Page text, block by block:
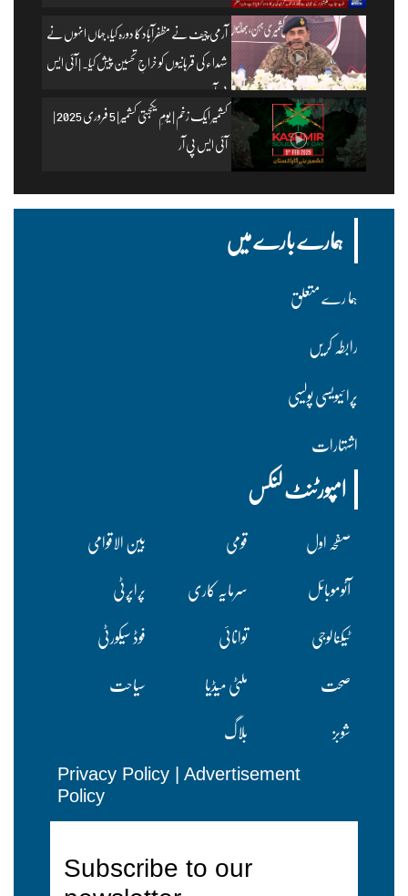
آرمی چیف نے مظفرآباد کا دورہ کیا، جہاں انہوں نے
شہداء کی قربانیوں کو خراجِ تحسین پیش کیا۔ | آئی ایس
پی آر
کشمیر ایک زخم | یومِ یکجہتی کشمیر | 5 فروری 2025 |
آئی ایس پی آر
ہمارے بارے میں
ہما رے متعلق
رابطہ کریں
پرا ئیویسی پولسیی
اشتہارات
امپورٹنٹ لنکس
صفحہ اول قومی
بین الاقوامی
آٹوموبائل
سرمایہ کاری
پراپرٹی
ٹیکنالوجی
توانائی
فوڈ سیکورٹی
صحت
ملٹی میڈیا
سیاحت
شوبز
بلاگ
Privacy Policy | Advertisement
Policy
Subscribe to our